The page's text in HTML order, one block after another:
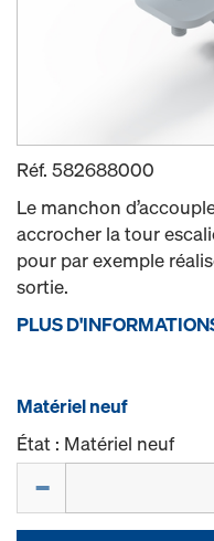
Réf. 582688000
Le manchon
accrocher la tour
pour par exemple
sortie.
PLUS
Matériel neuf
État : Matériel neuf